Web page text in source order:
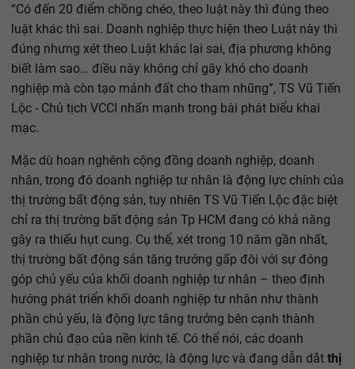
“Có đến 20 điểm chồng chéo, theo luật này thì đúng theo
luật khác thì sai. Doanh nghiệp thực hiện theo Luật này thì
đúng nhưng xét theo Luật khác lại sai, địa phương không
biết làm sao… điều này không chỉ gây khó cho doanh
nghiệp mà còn tạo mảnh đất cho tham nhũng”, TS Vũ Tiến
Lộc - Chủ tịch VCCI nhấn mạnh trong bài phát biểu khai
mạc.
Mặc dù hoan nghênh cộng đồng doanh nghiệp, doanh
nhân, trong đó doanh nghiệp tư nhân là động lực chính của
thị trường bất động sản, tuy nhiên TS Vũ Tiến Lộc đặc biệt
chỉ ra thị trường bất động sản Tp HCM đang có khả năng
gây ra thiếu hụt cung. Cụ thể, xét trong 10 năm gần nhất,
thị trường bất động sản tăng trưởng gấp đôi với sự đóng
góp chủ yếu của khối doanh nghiệp tư nhân – theo định
hướng phát triển khối doanh nghiệp tư nhân như thành
phần chủ yếu, là động lực tăng trưởng bên cạnh thành
phần chủ đạo của nền kinh tế. Có thể nói, các doanh
nghiệp tư nhân trong nước, là động lực và đang dẫn dắt thị